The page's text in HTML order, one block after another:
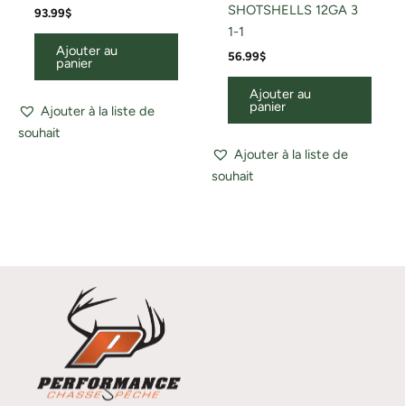
93.99$
Ajouter au
panier
Ajouter à la liste de
souhait
SHOTSHELLS 12GA 3
1-1
56.99$
Ajouter au
panier
Ajouter à la liste de
souhait